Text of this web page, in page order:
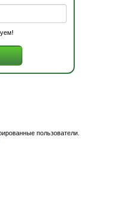
пользователи.